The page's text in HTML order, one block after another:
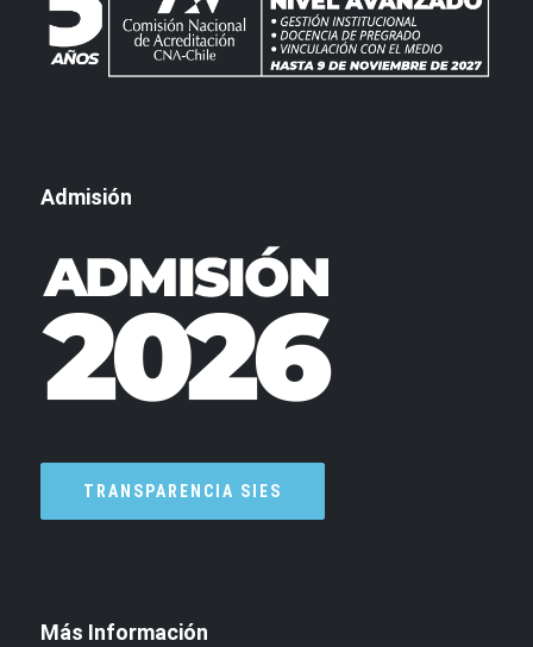
Más Información
Admisión
TRANSPARENCIA SIES